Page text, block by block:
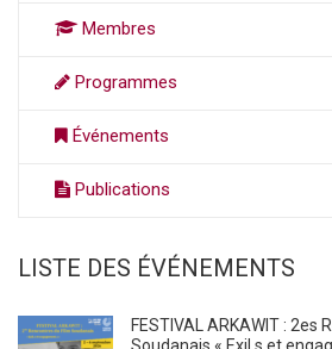
Membres
Programmes
Événements
Publications
LISTE DES ÉVÉNEMENTS
FESTIVAL ARKAWIT : 2es